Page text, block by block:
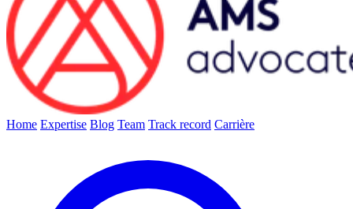
Home Expertise Blog Team Track record Carrière